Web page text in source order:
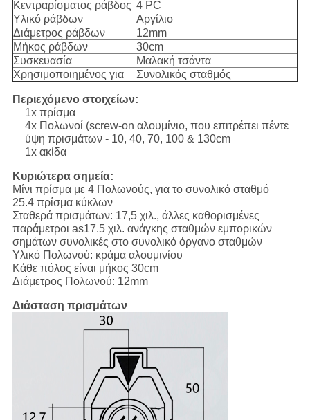
Κεντραρίσματος ράβδος 4 PC
Υλικό ράβδων
Αργίλιο
Διάμετρος ράβδων
12mm
Μήκος ράβδων
30cm
Συσκευασία
Μαλακή τσάντα
Χρησιμοποιημένος για
Συνολικός σταθμός
Περιεχόμενο στοιχείων:
1x πρίσμα
4x Πολωνοί (screw-on αλουμίνιο, που επιτρέπει πέντε
ύψη πρισμάτων - 10, 40, 70, 100 & 130cm
1x ακίδα
Κυριώτερα σημεία:
Μίνι πρίσμα με 4 Πολωνούς, για το συνολικό σταθμό
25.4 πρίσμα κύκλων
Σταθερά πρισμάτων: 17,5 χιλ., άλλες καθορισμένες
παράμετροι as17.5 χιλ. ανάγκης σταθμών εμπορικών
σημάτων συνολικές στο συνολικό όργανο σταθμών
Υλικό Πολωνού: κράμα αλουμινίου
Κάθε πόλος είναι μήκος 30cm
Διάμετρος Πολωνού: 12mm
Διάσταση πρισμάτων